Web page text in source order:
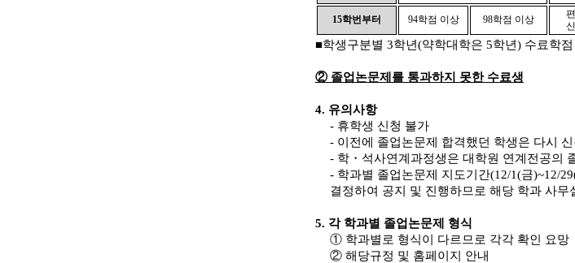
15학번부터 94학점 이상 98학점 이상
■학생구분별 3학년(약학대학은 5학년) 수료학점
② 졸업논문제를 통과하지 못한 수료생
4. 유의사항
- 휴학생 신청 불가
- 이전에 졸업논문제 합격했던 학생은 다시
- 학・ 석사연계과정생은 대학원 연계전공의
- 학과별 졸업논문제 지도기간(12/1(금)~12/
결정하여 공지 및 진행하므로 해당 학과 사무
5. 각 학과별 졸업논문제 형식
① 학과별로 형식이 다르므로 각각 확인 요망
② 해당규정 및 홈페이지 안내